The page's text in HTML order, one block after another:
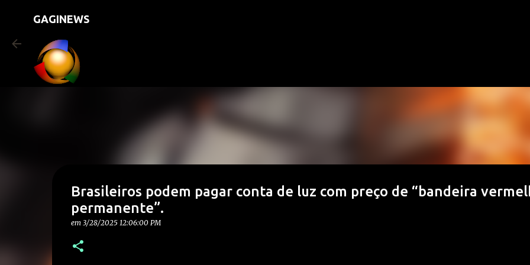
GAGINEWS
Brasileiros podem pagar conta de luz com preço de “bandeira
permanente”.
em 3/28/2025 12:06:00 PM